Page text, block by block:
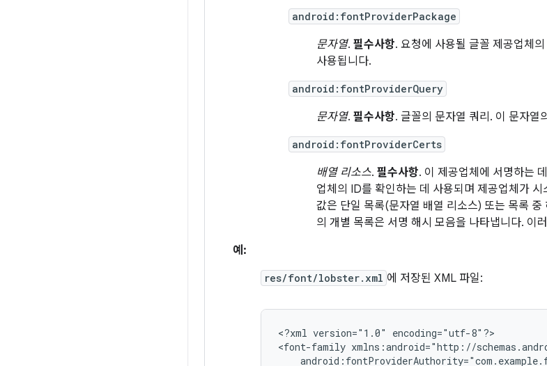
android:fontProviderPackage
문자열. 필수사항. 요청에 사용될 글꼴 제공업체
사용됩니다.
android:fontProviderQuery
문자열. 필수사항. 글꼴의 문자열 쿼리. 이 문자열
android:fontProviderCerts
배열 리소스. 필수사항. 이 제공업체에 서명하는
업체의 ID를 확인하는 데 사용되며 제공업체가
값은 단일 목록(문자열 배열 리소스) 또는 목록
의 개별 목록은 서명 해시 모음을 나타냅니다. 이
예:
res/font/lobster.xml 에 저장된 XML 파일:
<?xml version="1.0"
encoding="utf-8"?>
<font-family